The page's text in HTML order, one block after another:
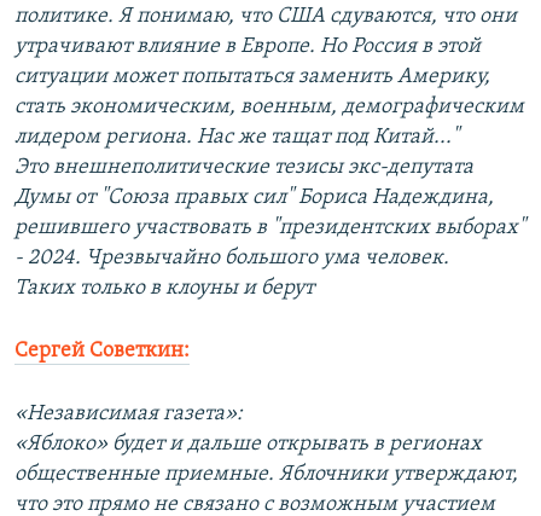
политике. Я понимаю, что США сдуваются, что они
утрачивают влияние в Европе. Но Россия в этой
ситуации может попытаться заменить Америку,
стать экономическим, военным, демографическим
лидером региона. Нас же тащат под Китай..."
Это внешнеполитические тезисы экс-депутата
Думы от "Союза правых сил" Бориса Надеждина,
решившего участвовать в "президентских выборах"
- 2024. Чрезвычайно большого ума человек.
Таких только в клоуны и берут
Сергей Советкин:
«Независимая газета»:
«Яблоко» будет и дальше открывать в регионах
общественные приемные. Яблочники утверждают,
что это прямо не связано с возможным участием